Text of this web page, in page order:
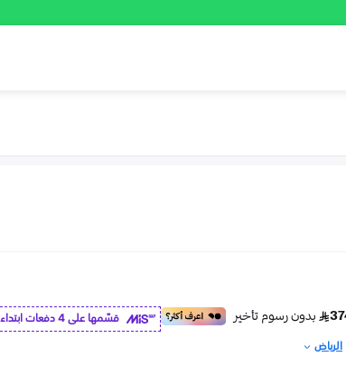
قسّمها على 4 دفعات ابتداء من
الرياض